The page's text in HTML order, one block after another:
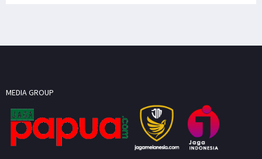
MEDIA GROUP